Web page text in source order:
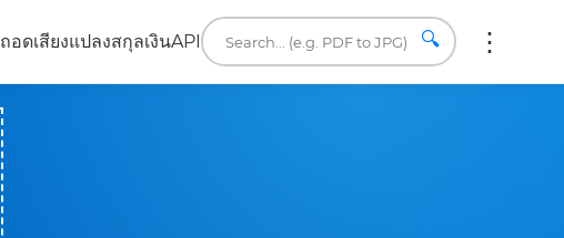
ถอดเสียงแปลงสกุลเงินAPI 🔍